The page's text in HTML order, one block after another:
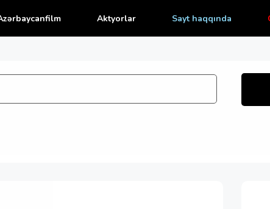
Aktyorlar Sayt haqqında